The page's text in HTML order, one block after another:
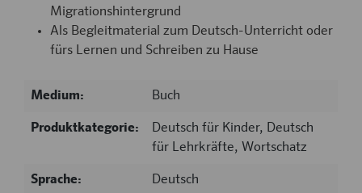
Migrationshintergrund
Als Begleitmaterial zum Deutsch-Unterricht oder
fürs Lernen und Schreiben zu Hause
Medium: Buch
Produktkategorie: Deutsch für Kinder, Deutsch
für Lehrkräfte, Wortschatz
Sprache: Deutsch